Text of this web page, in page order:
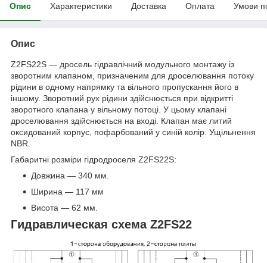
Опис Характеристики Доставка Оплата Умови
Опис
Z2FS22S — дросель гідравлічний модульного монтажу із
зворотним клапаном, призначеним для дроселювання потоку
рідини в одному напрямку та вільного пропускання його в
іншому. Зворотний рух рідини здійснюється при відкритті
зворотного клапана у вільному потоці. У цьому клапані
дроселювання здійснюється на вході. Клапан має литий
оксидований корпус, пофарбований у синій колір. Ущільнення
NBR.
Габаритні розміри гідродроселя Z2FS22S:
Довжина — 340 мм.
Ширина — 117 мм
Висота — 62 мм.
Гидравлическая схема Z2FS22